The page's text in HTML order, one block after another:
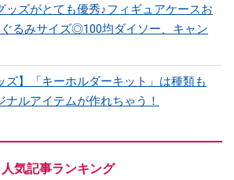
ッズがとても優秀♪フィギュアケースお
るみサイズ◎100均ダイソー、キャン
ズ】「キーホルダーキット」は種類も
ナルアイテムが作れちゃう！